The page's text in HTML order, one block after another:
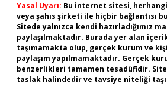
Yasal Uyarı: Bu internet sitesi,
veya şahıs şirketi ile hiçbir bağlantısı
Sitede yalnızca kendi hazırladığımız
paylaşılmaktadır. Burada yer alan
taşımamakta olup, gerçek kurum ve
paylaşım yapılmamaktadır. Gerçek
benzerlikleri tamamen tesadüfidir.
taslak halindedir ve tavsiye niteliği